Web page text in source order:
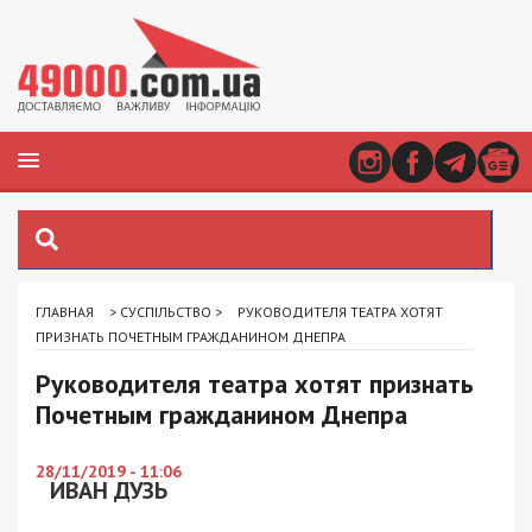
ГЛАВНАЯ > СУСПІЛЬСТВО >
РУКОВОДИТЕЛЯ ТЕАТРА ХОТЯТ
ПРИЗНАТЬ ПОЧЕТНЫМ ГРАЖДАНИНОМ ДНЕПРА
Руководителя театра хотят признать
Почетным гражданином Днепра
28/11/2019 - 11:06
ИВАН ДУЗЬ